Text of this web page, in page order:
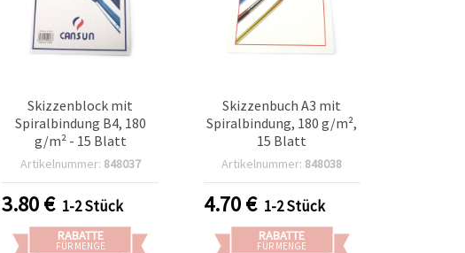
Skizzenblock mit
Spiralbindung B4, 180
g/m² - 15 Blatt
Artikelnummer: 848037
3.80€ 1-2 Stück
RABATTE
FÜR MENGE
Skizzenbuch A3 mit
Spiralbindung, 180 g/m²,
15 Blatt
Artikelnummer: 848038
4.70€ 1-2 Stück
RABATTE
FÜR MENGE